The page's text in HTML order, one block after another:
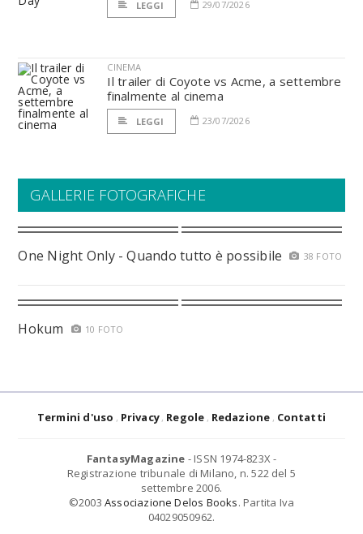
LEGGI 29/07/2026
CINEMA
Il trailer di Coyote vs Acme, a settembre
finalmente al cinema
LEGGI 23/07/2026
GALLERIE FOTOGRAFICHE
One Night Only - Quando tutto è possibile 38 FOTO
Hokum 10 FOTO
Termini d'uso Privacy Regole Redazione Contatti
FantasyMagazine - ISSN 1974-823X -
Registrazione tribunale di Milano, n. 522 del 5
settembre 2006.
©2003 Associazione Delos Books. Partita Iva
04029050962.